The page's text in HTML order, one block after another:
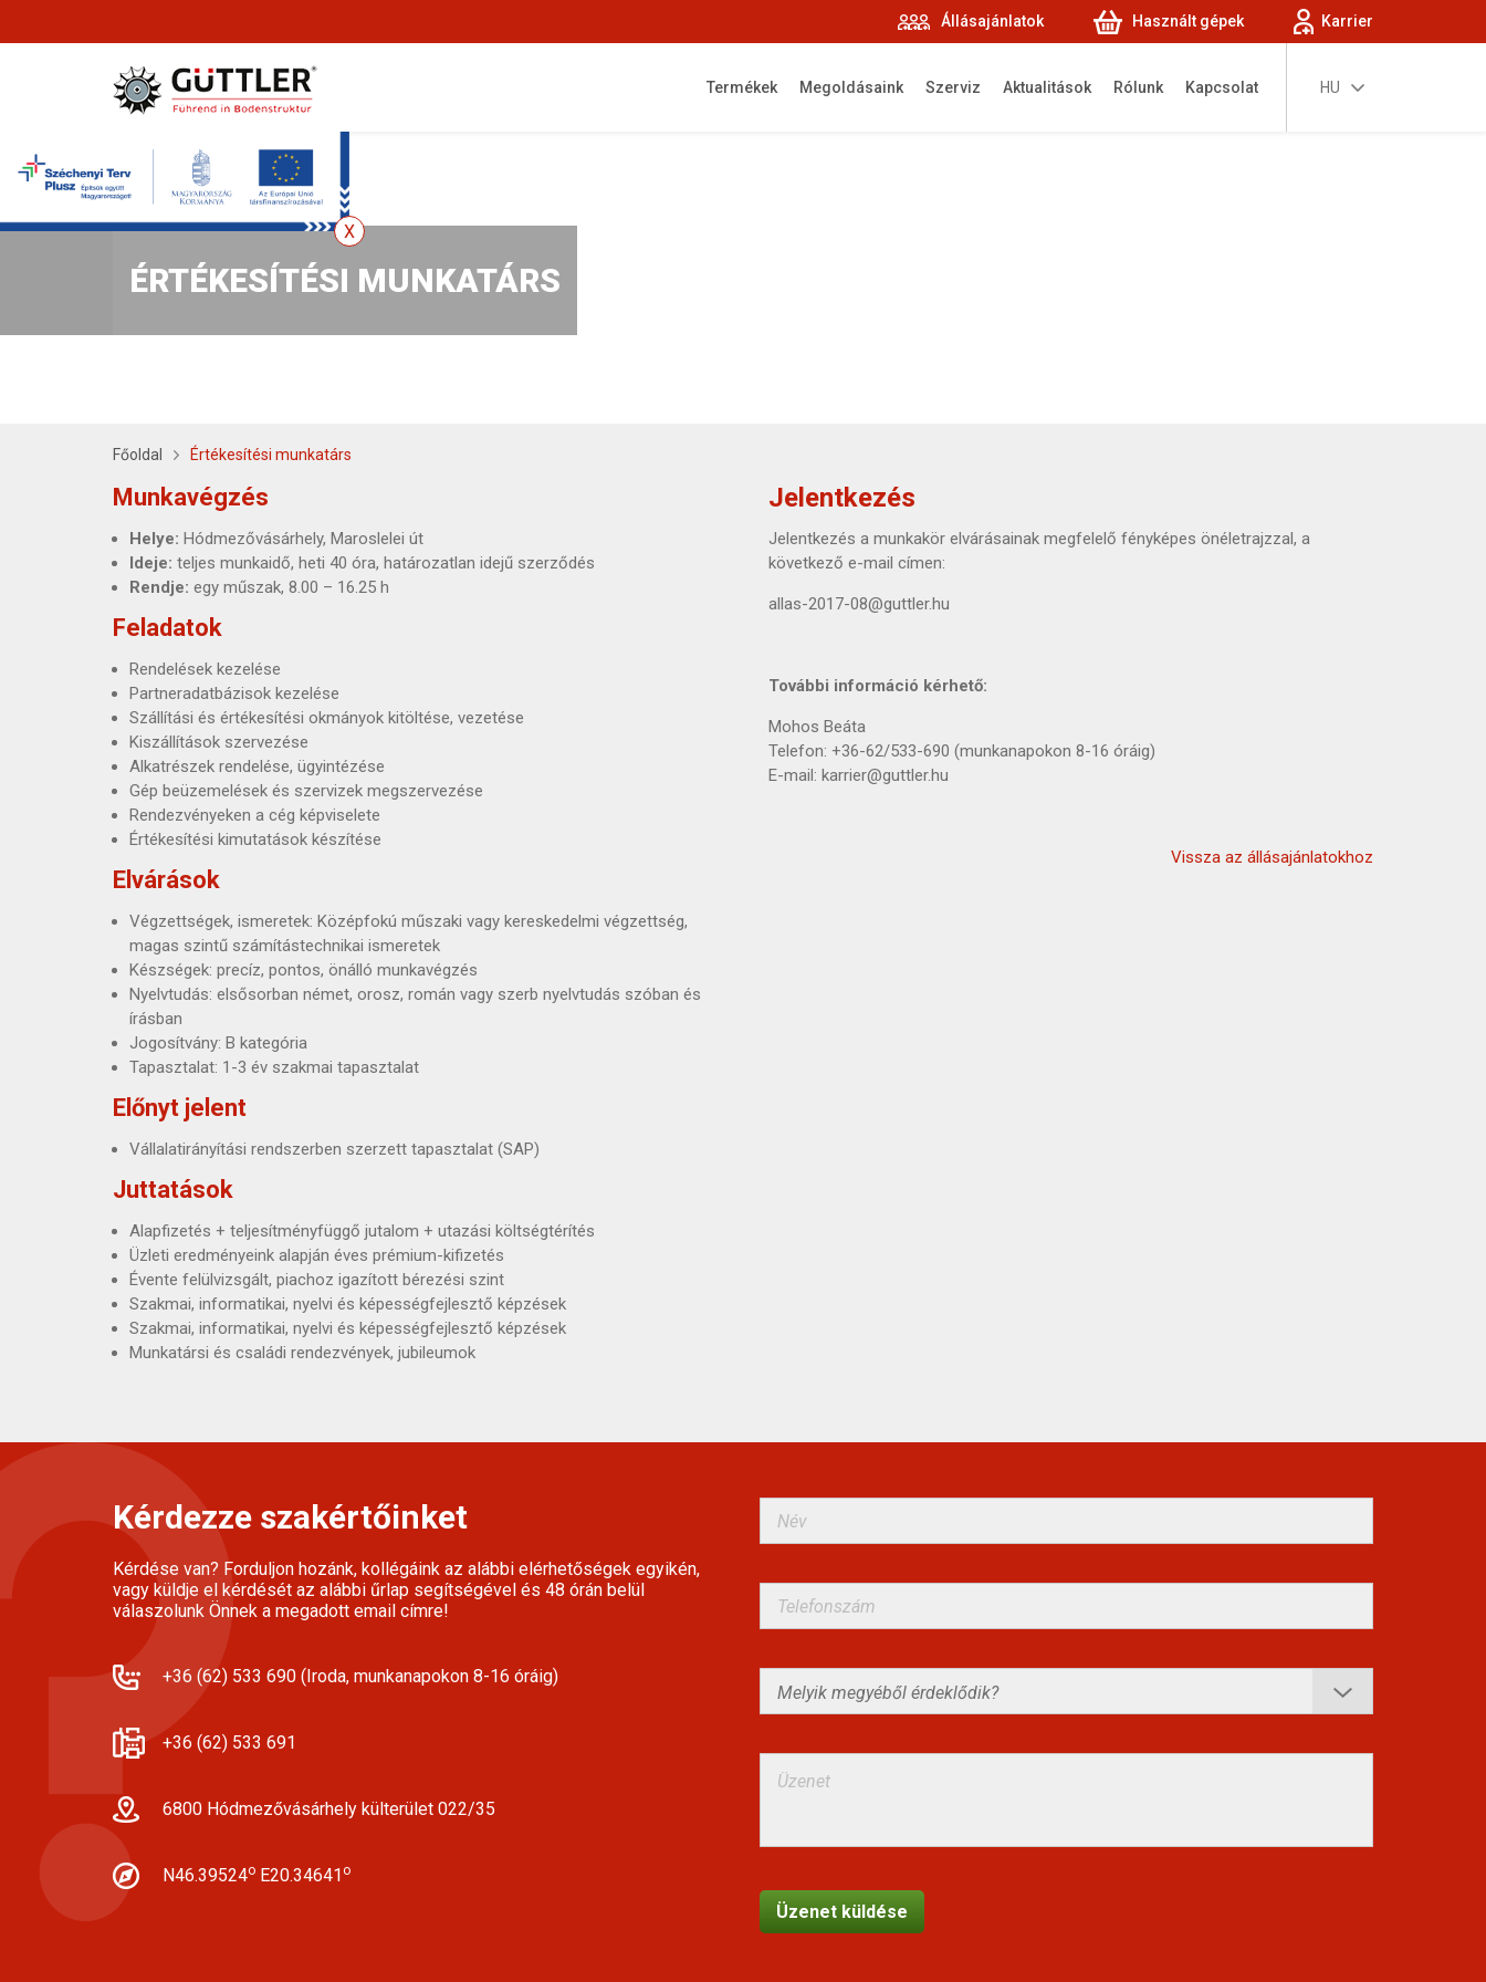
Állásajánlatok Használt gépek Karrier
HU
Termékek Megoldásaink Szerviz Aktualitások Rólunk Kapcsolat
ÉRTÉKESÍTÉSI MUNKATÁRS
Főoldal Értékesítési munkatárs
Munkavégzés
Helye: Hódmezővásárhely, Maroslelei út
Ideje: teljes munkaidő, heti 40 óra, határozatlan idejű szerződés
Rendje: egy műszak, 8.00 – 16.25 h
Feladatok
Rendelések kezelése
Partneradatbázisok kezelése
Szállítási és értékesítési okmányok kitöltése, vezetése
Kiszállítások szervezése
Alkatrészek rendelése, ügyintézése
Gép beüzemelések és szervizek megszervezése
Rendezvényeken a cég képviselete
Értékesítési kimutatások készítése
Elvárások
Végzettségek, ismeretek: Középfokú műszaki vagy kereskedelmi végzettség,
magas szintű számítástechnikai ismeretek
Készségek: precíz, pontos, önálló munkavégzés
Nyelvtudás: elsősorban német, orosz, román vagy szerb nyelvtudás szóban és
írásban
Jogosítvány: B kategória
Tapasztalat: 1-3 év szakmai tapasztalat
Előnyt jelent
Vállalatirányítási rendszerben szerzett tapasztalat (SAP)
Juttatások
Alapfizetés + teljesítményfüggő jutalom + utazási költségtérítés
Üzleti eredményeink alapján éves prémium-kifizetés
Évente felülvizsgált, piachoz igazított bérezési szint
Szakmai, informatikai, nyelvi és képességfejlesztő képzések
Szakmai, informatikai, nyelvi és képességfejlesztő képzések
Munkatársi és családi rendezvények, jubileumok
Jelentkezés
Jelentkezés a munkakör elvárásainak megfelelő fényképes önéletrajzzal, a
következő e-mail címen:
allas-2017-08@guttler.hu
További információ kérhető:
Mohos Beáta
Telefon: +36-62/533-690 (munkanapokon 8-16 óráig)
E-mail: karrier@guttler.hu
Vissza az állásajánlatokhoz
Kérdezze szakértőinket
Kérdése van? Forduljon hozánk, kollégáink az alábbi elérhetőségek egyikén,
vagy küldje el kérdését az alábbi űrlap segítségével és 48 órán belül
válaszolunk Önnek a megadott email címre!
+36 (62) 533 690 (Iroda, munkanapokon 8-16 óráig)
+36 (62) 533 691
6800 Hódmezővásárhely külterület 022/35
N46.39524o E20.34641 o